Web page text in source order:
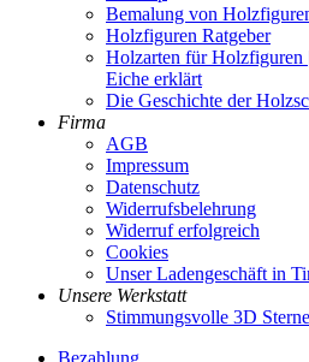
Bemalung von
Holzfiguren Ratgeber
Holzarten für
Eiche erklärt
Die Geschichte der
Firma
AGB
Impressum
Datenschutz
Widerrufsbelehrung
Widerruf erfolgreich
Cookies
Unser Ladengeschäft in
Unsere Werkstatt
Stimmungsvolle 3D